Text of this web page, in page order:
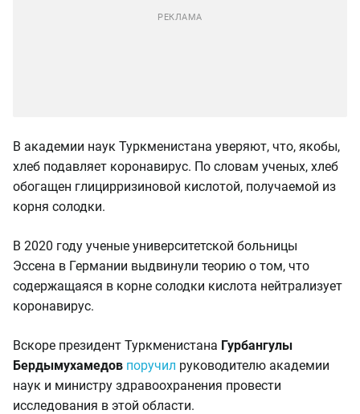
В академии наук Туркменистана уверяют, что, якобы,
хлеб подавляет коронавирус. По словам ученых, хлеб
обогащен глицирризиновой кислотой, получаемой из
корня солодки.
В 2020 году ученые университетской больницы
Эссена в Германии выдвинули теорию о том, что
содержащаяся в корне солодки кислота нейтрализует
коронавирус.
Вскоре президент Туркменистана Гурбангулы
Бердымухамедов поручил руководителю академии
наук и министру здравоохранения провести
исследования в этой области.